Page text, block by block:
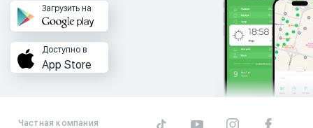
Загрузить на
Доступно в
App Store
Частная компания